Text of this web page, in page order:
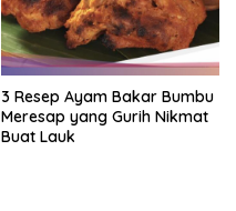
3 Resep Ayam Bakar Bumbu
Meresap yang Gurih Nikmat
Buat Lauk